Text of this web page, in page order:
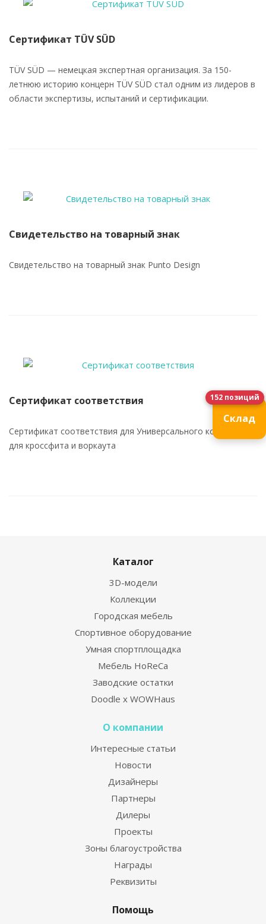
152 позиций
Склад
Сертификат TÜV SÜD
TÜV SÜD — немецкая экспертная организация. За 150-
летнюю историю концерн TÜV SÜD стал одним из лидеров в
области экспертизы, испытаний и сертификации.
Свидетельство на товарный знак
Свидетельство на товарный знак Punto Design
Сертификат соответствия
Сертификат соответствия для Универсального комплекса
для кроссфита и воркаута
Каталог
3D-модели
Коллекции
Городская мебель
Спортивное оборудование
Умная спортплощадка
Мебель HoReCa
Заводские остатки
Doodle x WOWHaus
О компании
Интересные статьи
Новости
Дизайнеры
Партнеры
Дилеры
Проекты
Зоны благоустройства
Награды
Реквизиты
Помощь